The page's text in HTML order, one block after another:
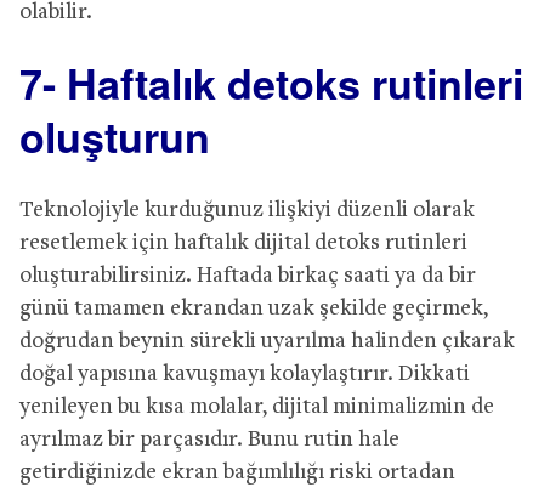
olabilir.
7- Haftalık detoks rutinleri
oluşturun
Teknolojiyle kurduğunuz ilişkiyi düzenli olarak
resetlemek için haftalık dijital detoks rutinleri
oluşturabilirsiniz. Haftada birkaç saati ya da bir
günü tamamen ekrandan uzak şekilde geçirmek,
doğrudan beynin sürekli uyarılma halinden çıkarak
doğal yapısına kavuşmayı kolaylaştırır. Dikkati
yenileyen bu kısa molalar, dijital minimalizmin de
ayrılmaz bir parçasıdır. Bunu rutin hale
getirdiğinizde ekran bağımlılığı riski ortadan